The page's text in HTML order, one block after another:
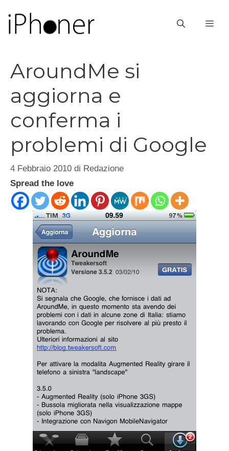
contenuto
AroundMe si
aggiorna e
conferma i
problemi di Google
4 Febbraio 2010 di Redazione
Spread the love